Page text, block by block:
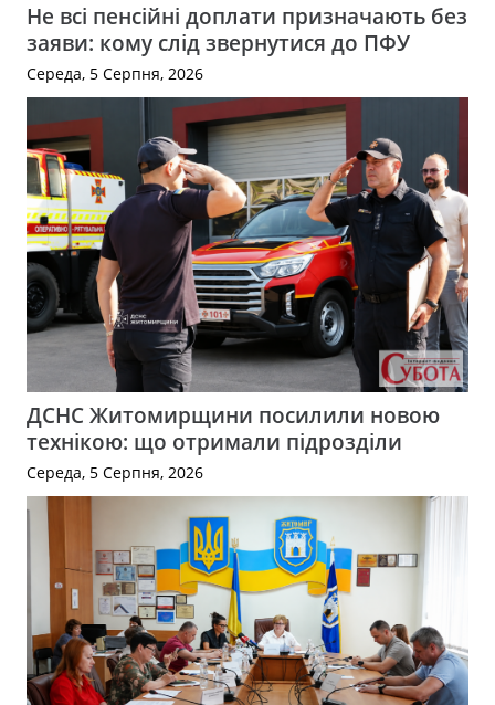
Не всі пенсійні доплати призначають без
заяви: кому слід звернутися до ПФУ
Середа, 5 Серпня, 2026
ДСНС Житомирщини посилили новою
технікою: що отримали підрозділи
Середа, 5 Серпня, 2026